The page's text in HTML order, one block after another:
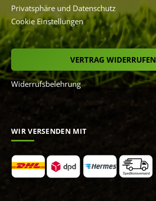
Privatsphäre und Datenschutz
Cookie Einstellungen
VERTRAG WIDERRUFEN
Widerrufsbelehrung
WIR VERSENDEN MIT